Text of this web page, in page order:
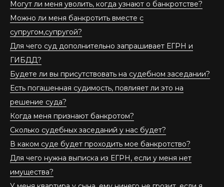
Могут ли меня уволить, когда узнают о банкротстве?
Можно ли меня банкротить вместе с
супругом,супругой?
Для чего суд дополнительно запрашивает ЕГРН и
ГИБДД?
Будете ли вы присутствовать на судебном заседании?
Есть погашенная судимость, повлияет ли это на
решение суда?
Когда меня признают банкротом?
Сколько судебных заседаний у нас будет?
В каком суде будет проходить мое банкротство?
Для чего нужна выписка из ЕГРН, если у меня нет
имущества?